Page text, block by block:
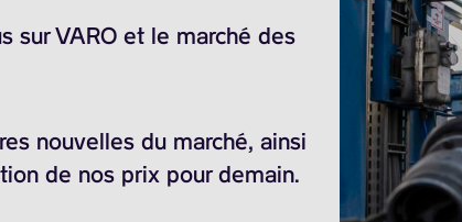
sur VARO et le marché des
nouvelles du marché, ainsi
de nos prix pour demain.